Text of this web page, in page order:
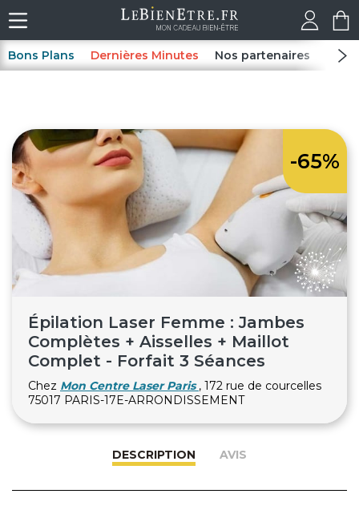
Bons Plans Dernières Minutes Nos partenaires Spas
-65%
Épilation Laser Femme : Jambes
Complètes + Aisselles + Maillot
Complet - Forfait 3 Séances
Chez Mon Centre Laser Paris , 172 rue de courcelles
75017 PARIS-17E-ARRONDISSEMENT
DESCRIPTION AVIS